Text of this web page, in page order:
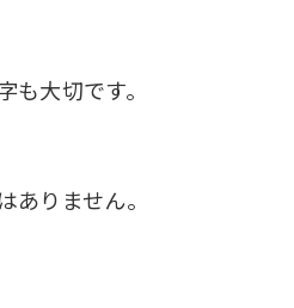
大切です。
ありません。